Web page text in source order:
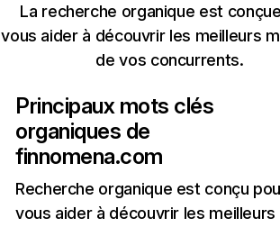
La recherche organique est
vous aider à découvrir les meilleurs
de vos concurrents.
Principaux mots clés
organiques de
finnomena.com
Recherche organique est conçu
vous aider à découvrir les